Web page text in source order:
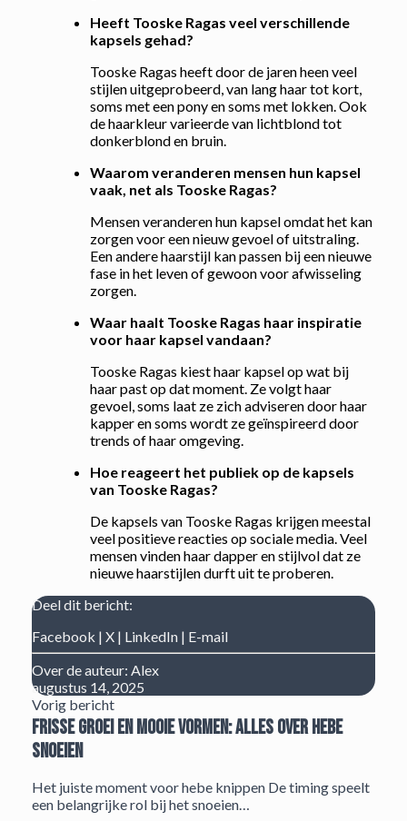
Heeft Tooske Ragas veel verschillende
kapsels gehad?
Tooske Ragas heeft door de jaren heen veel
stijlen uitgeprobeerd, van lang haar tot kort,
soms met een pony en soms met lokken. Ook
de haarkleur varieerde van lichtblond tot
donkerblond en bruin.
Waarom veranderen mensen hun kapsel
vaak, net als Tooske Ragas?
Mensen veranderen hun kapsel omdat het kan
zorgen voor een nieuw gevoel of uitstraling.
Een andere haarstijl kan passen bij een nieuwe
fase in het leven of gewoon voor afwisseling
zorgen.
Waar haalt Tooske Ragas haar inspiratie
voor haar kapsel vandaan?
Tooske Ragas kiest haar kapsel op wat bij
haar past op dat moment. Ze volgt haar
gevoel, soms laat ze zich adviseren door haar
kapper en soms wordt ze geïnspireerd door
trends of haar omgeving.
Hoe reageert het publiek op de kapsels
van Tooske Ragas?
De kapsels van Tooske Ragas krijgen meestal
veel positieve reacties op sociale media. Veel
mensen vinden haar dapper en stijlvol dat ze
nieuwe haarstijlen durft uit te proberen.
Deel dit bericht:
Facebook | X| LinkedIn| E-mail
Over de auteur: Alex
augustus 14, 2025
Vorig bericht
Frisse groei en mooie vormen: alles over hebe
snoeien
Het juiste moment voor hebe knippen De timing speelt
een belangrijke rol bij het snoeien…